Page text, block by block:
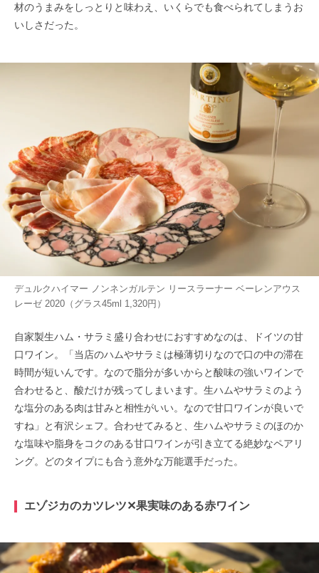
材のうまみをしっとりと味わえ、いくらでも食べられてしまうお
いしさだった。
デュルクハイマー ノンネンガルテン リースラーナー ベーレンアウス
レーゼ 2020（グラス45ml 1,320円）
自家製生ハム・サラミ盛り合わせにおすすめなのは、ドイツの甘
口ワイン。「当店のハムやサラミは極薄切りなので口の中の滞在
時間が短いんです。なので脂分が多いからと酸味の強いワインで
合わせると、酸だけが残ってしまいます。生ハムやサラミのよう
な塩分のある肉は甘みと相性がいい。なので甘口ワインが良いで
すね」と有沢シェフ。合わせてみると、生ハムやサラミのほのか
な塩味や脂身をコクのある甘口ワインが引き立てる絶妙なペアリ
ング。どのタイプにも合う意外な万能選手だった。
エゾジカのカツレツ✕果実味のある赤ワイン